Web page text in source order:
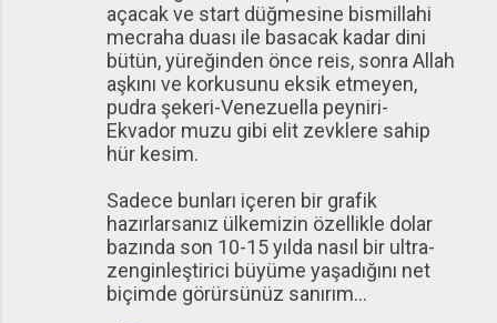
açacak ve start düğmesine bismillahi
mecraha duası ile basacak kadar dini
bütün, yüreğinden önce reis, sonra Allah
aşkını ve korkusunu eksik etmeyen,
pudra şekeri-Venezuella peyniri-
Ekvador muzu gibi elit zevklere sahip
hür kesim.
Sadece bunları içeren bir grafik
hazırlarsanız ülkemizin özellikle dolar
bazında son 10-15 yılda nasıl bir ultra-
zenginleştirici büyüme yaşadığını net
biçimde görürsünüz sanırım...